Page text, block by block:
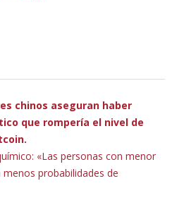
chinos aseguran haber
que rompería el nivel de
«Las personas con menor
probabilidades de